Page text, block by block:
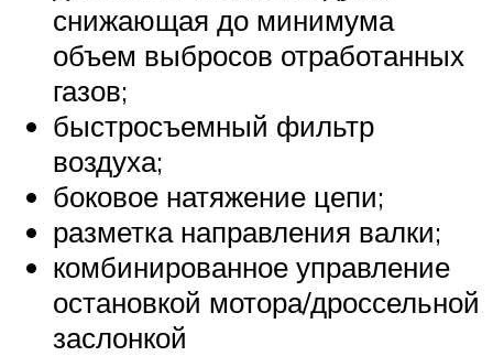
снижающая до минимума
объем выбросов отработанных
газов;
быстросъемный фильтр
воздуха;
боковое натяжение цепи;
разметка направления валки;
комбинированное управление
остановкой мотора/дроссельной
заслонкой